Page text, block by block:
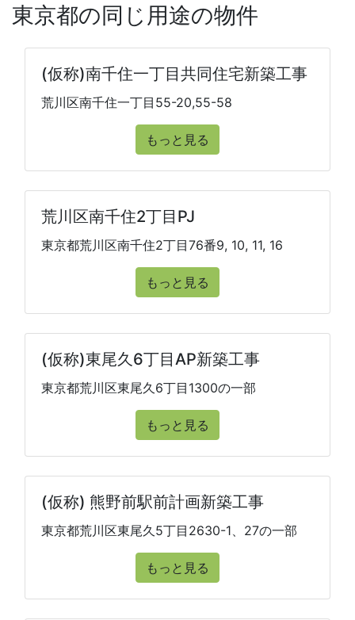
東京都の同じ用途の物件
(仮称)南千住一丁目共同住宅新築工事
荒川区南千住一丁目55-20,55-58
もっと見る
荒川区南千住2丁目PJ
東京都荒川区南千住2丁目76番9, 10, 11, 16
もっと見る
(仮称)東尾久6丁目AP新築工事
東京都荒川区東尾久6丁目1300の一部
もっと見る
(仮称) 熊野前駅前計画新築工事
東京都荒川区東尾久5丁目2630-1、27の一部
もっと見る